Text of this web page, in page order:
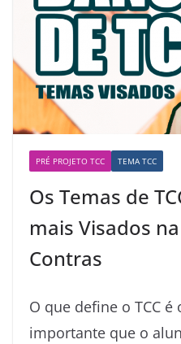
PRÉ PROJETO TCC TEMA TCC
Os Temas de
mais Visados
Contras
O que define o TCC
importante que o